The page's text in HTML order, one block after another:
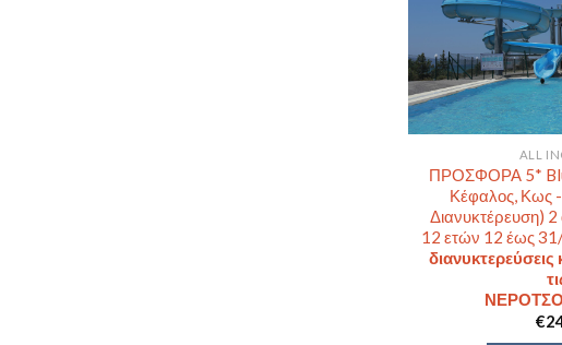
ALL
ΠΡΟΣΦΟΡΑ 5*
Κέφαλος, Κως
Διανυκτέρευση)
12 ετών 12 έως
€